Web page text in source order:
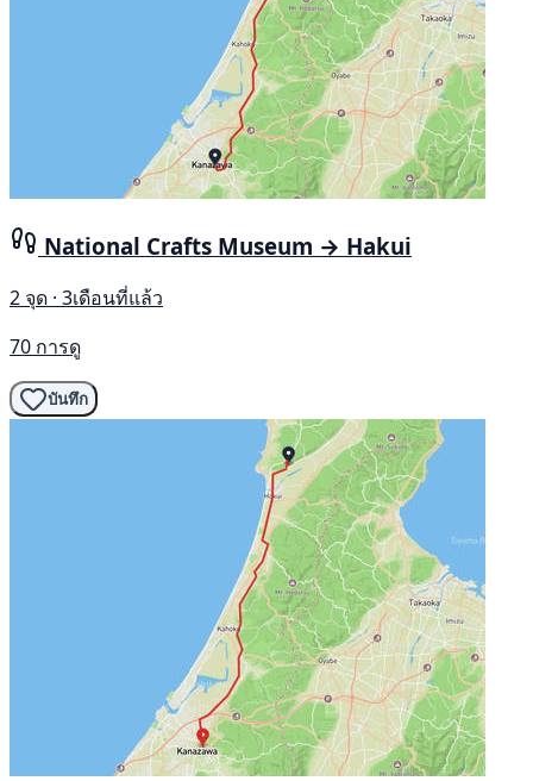
National Crafts Museum → Hakui
2 จุด · 3เดือนที่แล้ว
70 การดู
บันทึก